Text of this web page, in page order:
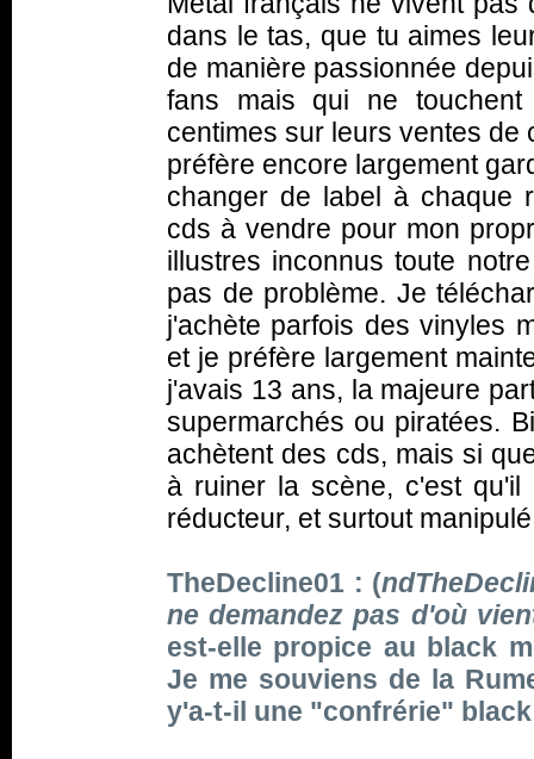
dans le tas, que tu aimes
de manière passionnée
fans mais qui ne
centimes sur leurs ventes de
préfère encore largement
changer de label à chaque
cds à vendre pour mon
illustres inconnus toute
pas de problème. Je
j'achète parfois des vinyles
et je préfère largement
j'avais 13 ans, la majeure
supermarchés ou piratées.
achètent des cds, mais si
à ruiner la scène, c'est
réducteur, et surtout
TheDecline01 : (
ne demandez pas d'où
est-elle propice au black
Je me souviens de la
y'a-t-il une "confrérie"